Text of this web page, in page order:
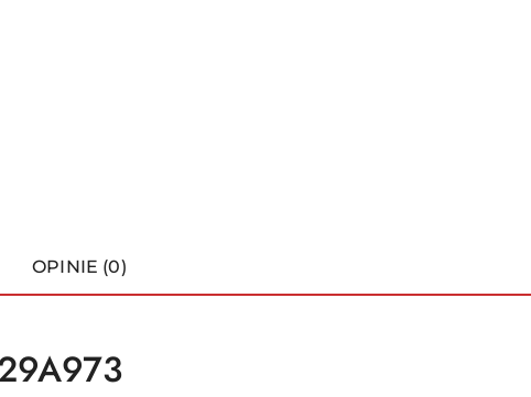
OPINIE (0)